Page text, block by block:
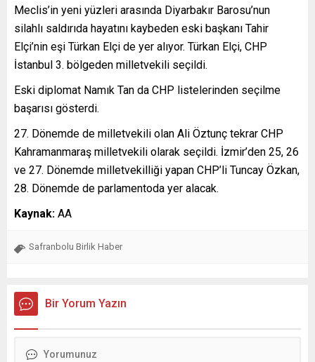
Meclis’in yeni yüzleri arasında Diyarbakır Barosu’nun
silahlı saldırıda hayatını kaybeden eski başkanı Tahir
Elçi’nin eşi Türkan Elçi de yer alıyor. Türkan Elçi, CHP
İstanbul 3. bölgeden milletvekili seçildi.
Eski diplomat Namık Tan da CHP listelerinden seçilme
başarısı gösterdi.
27. Dönemde de milletvekili olan Ali Öztunç tekrar CHP
Kahramanmaraş milletvekili olarak seçildi. İzmir’den 25, 26
ve 27. Dönemde milletvekilliği yapan CHP’li Tuncay Özkan,
28. Dönemde de parlamentoda yer alacak.
Kaynak: AA
Safranbolu Birlik Haber
Bir Yorum Yazın